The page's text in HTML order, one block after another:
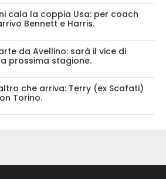
cala la coppia Usa: per coach
Bennett e Harris.
da Avellino: sarà il vice di
prossima stagione.
che arriva: Terry (ex Scafati)
Torino.